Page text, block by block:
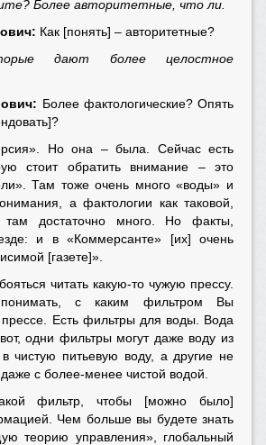
Более авторитетные, что ли.
Как [понять] – авторитетные?
дают более целостное
Более фактологические? Опять
Но она – была. Сейчас есть
стоит обратить внимание – это
Там тоже очень много «воды» и
а фактологии как таковой,
достаточно много. Но факты,
и в «Коммерсанте» [их] очень
[газете]».
читать какую-то чужую прессу.
с каким фильтром Вы
прессе. Есть фильтры для воды. Вода
одни фильтры могут даже воду из
чистую питьевую воду, а другие не
даже с более-менее чистой водой.
фильтр, чтобы [можно было]
Чем больше вы будете знать
теорию управления», глобальный